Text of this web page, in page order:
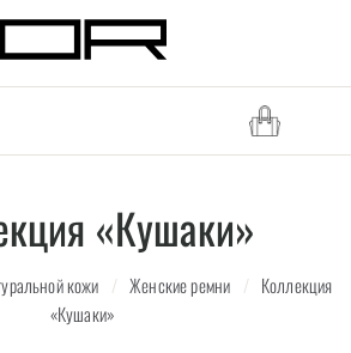
«Кушаки»
кожи / Женские ремни / Коллекция
«Кушаки»